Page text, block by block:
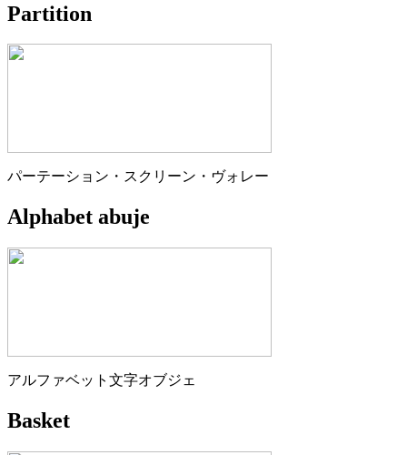
Partition
パーテーション・スクリーン・ヴォレー
Alphabet abuje
アルファベット文字オブジェ
Basket